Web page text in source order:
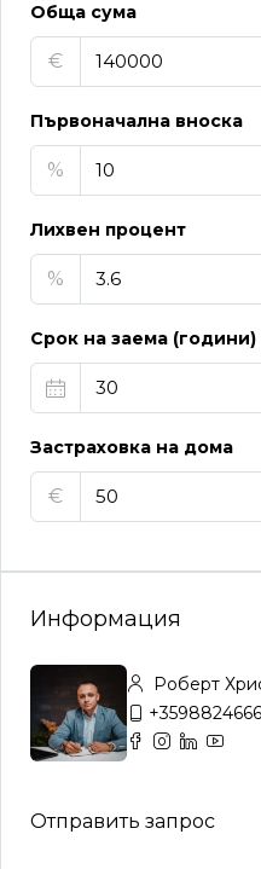
Обща сума
€
Първоначална вноска
%
Лихвен процент
%
Срок на заема (години)
Застраховка на дома
€
Информация
Роберт
Отправить запрос